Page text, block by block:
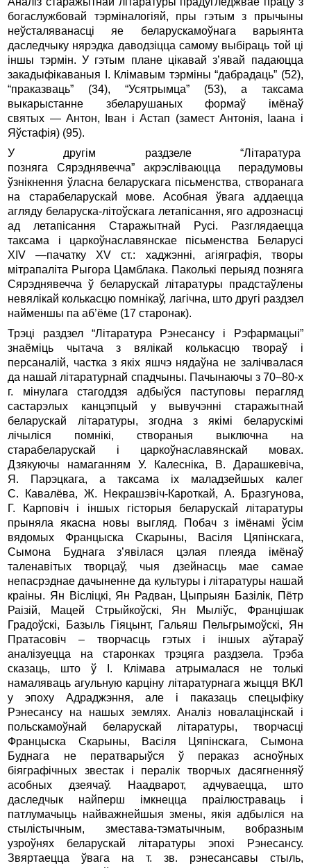
богаслужбовай тэрміналогіяй, пры гэтым з прычыны
неўсталяванасці яе беларускамоўнага варыянта
даследчыку нярэдка даводзіцца самому выбіраць той ці
іншы тэрмін. У гэтым плане цікавай з’явай падаюцца
закадыфікаваныя І. Клімавым тэрміны “дабрадаць” (52),
“праказваць” (34), “Усятрымца” (53), а таксама
выкарыстанне збеларушаных формаў імёнаў
святых — Антон, Іван і Астап (замест Антонія, Іаана і
Яўстафія) (95).
У другім раздзеле “Літаратура
позняга Сярэднявечча” акрэсліваюцца перадумовы
ўзнікнення ўласна беларускага пісьменства, створанага
на старабеларускай мове. Асобная ўвага аддаецца
агляду беларуска-літоўскага летапісання, яго адрознасці
ад летапісання Старажытнай Русі. Разглядаецца
таксама і царкоўнаславянскае пісьменства Беларусі
XIV —пачатку XV ст.: хаджэнні, агіяграфія, творы
мітрапаліта Рыгора Цамблака. Паколькі перыяд позняга
Сярэднявечча ў беларускай літаратуры прадстаўлены
невялікай колькасцю помнікаў, лагічна, што другі раздзел
найменшы па аб’ёме (17 старонак).
Трэці раздзел “Літаратура Рэнесансу і Рэфармацыі”
знаёміць чытача з вялікай колькасцю твораў і
персаналій, частка з якіх яшчэ нядаўна не залічвалася
да нашай літаратурнай спадчыны. Пачынаючы з 70–80-х
г. мінулага стагоддзя адбыўся паступовы перагляд
састарэлых канцэпцый у вывучэнні старажытнай
беларускай літаратуры, згодна з якімі беларускімі
лічыліся помнікі, створаныя выключна на
старабеларускай і царкоўнаславянскай мовах.
Дзякуючы намаганням У. Калесніка, В. Дарашкевіча,
Я. Парэцкага, а таксама іх маладзейшых калег
С. Кавалёва, Ж. Некрашэвіч-Кароткай, А. Бразгунова,
Г. Карповіч і іншых гісторыя беларускай літаратуры
прыняла якасна новы выгляд. Побач з імёнамі ўсім
вядомых Францыска Скарыны, Васіля Цяпінскага,
Сымона Буднага з’явілася цэлая плеяда імёнаў
таленавітых творцаў, чыя дзейнасць мае самае
непасрэднае дачыненне да культуры і літаратуры нашай
краіны. Ян Вісліцкі, Ян Радван, Цыпрыян Базілік, Пётр
Раізій, Мацей Стрыйкоўскі, Ян Мыліўс, Францішак
Градоўскі, Базыль Гіяцынт, Гальяш Пельгрымоўскі, Ян
Пратасовіч – творчасць гэтых і іншых аўтараў
аналізуецца на старонках трэцяга раздзела. Трэба
сказаць, што ў І. Клімава атрымалася не толькі
намаляваць агульную карціну літаратурнага жыцця ВКЛ
у эпоху Адраджэння, але і паказаць спецыфіку
Рэнесансу на нашых землях. Аналіз новалацінскай і
польскамоўнай беларускай літаратуры, творчасці
Францыска Скарыны, Васіля Цяпінскага, Сымона
Буднага не ператварыўся ў пераказ асноўных
біяграфічных звестак і пералік творчых дасягненняў
асобных дзеячаў. Наадварот, адчуваецца, што
даследчык найперш імкнецца праілюстраваць і
патлумачыць найважнейшыя змены, якія адбыліся на
стылістычным, зместава-тэматычным, вобразным
узроўнях беларускай літаратуры эпохі Рэнесансу.
Звяртаецца ўвага на т. зв. рэнесансавы стыль,